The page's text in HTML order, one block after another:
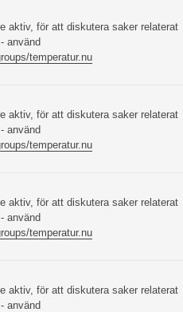
aktiv, för att diskutera saker relaterat
använd
temperatur.nu
aktiv, för att diskutera saker relaterat
använd
temperatur.nu
aktiv, för att diskutera saker relaterat
använd
temperatur.nu
aktiv, för att diskutera saker relaterat
använd